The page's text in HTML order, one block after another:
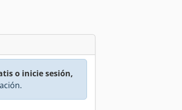
o inicie sesión,